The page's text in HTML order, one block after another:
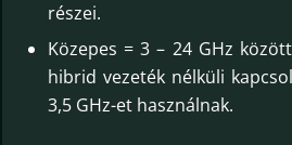
részei.
Közepes = 3 – 24 GHz
hibrid vezeték nélküli
3,5 GHz-et használnak.